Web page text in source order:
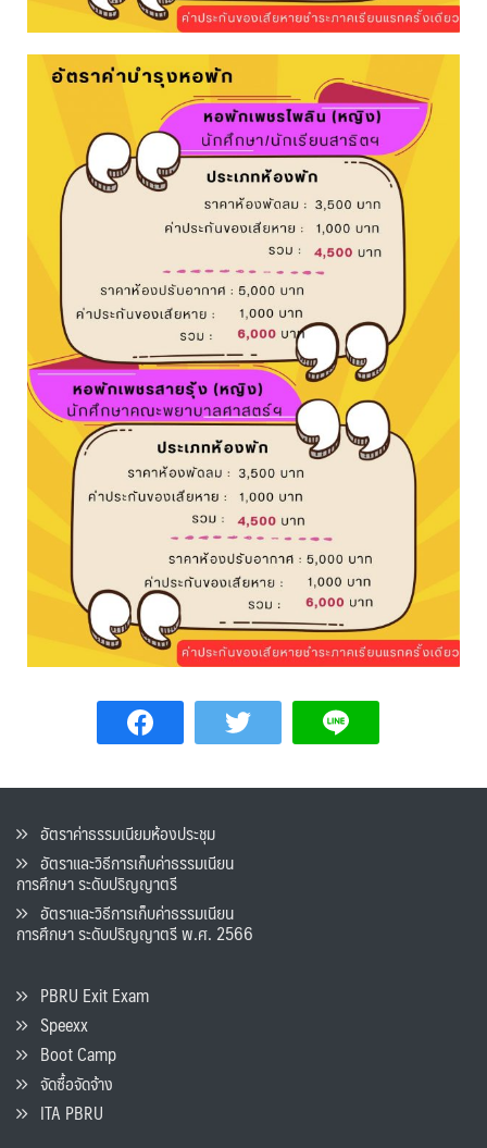
อัตราค่าธรรมเนียมห้องประชุม
อัตราและวิธีการเก็บค่าธรรมเนียน
การศึกษา ระดับปริญญาตรี
อัตราและวิธีการเก็บค่าธรรมเนียน
การศึกษา ระดับปริญญาตรี พ.ศ. 2566
PBRU Exit Exam
Speexx
Boot Camp
จัดซื้อจัดจ้าง
ITA PBRU